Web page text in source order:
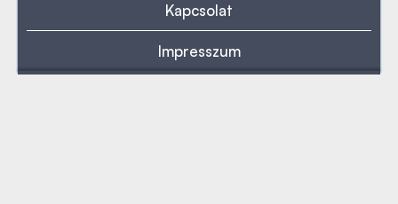
Kapcsolat
Impresszum